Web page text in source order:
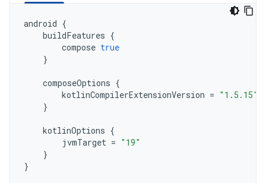
android {
buildFeatures {
compose true
}
composeOptions {
kotlinCompilerExtensionVersion = "1.5.15"
}
kotlinOptions {
jvmTarget = "19"
}
}